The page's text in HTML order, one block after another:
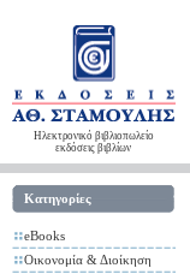
Ηλεκτρονικό βιβλιοπωλείο
εκδόσεις βιβλίων
Κατηγορίες
eBooks
Οικονομία & Διοίκηση